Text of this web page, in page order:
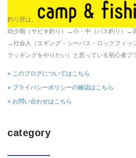
釣り歴は、、、
幼少期（サビキ釣り）→小・中（バス釣り）→
→社会人（エギング・シーバス・ロックフィ
ラッギングをやりたい）と思っている初心者プ
» このブログについてはこちら
» プライバシーポリシーの確認はこちら
» お問い合わせはこちら
category